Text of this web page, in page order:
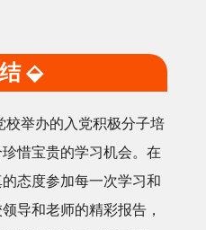
⬙
校举办的入党积极分子培
惜宝贵的学习机会。在
态度参加每一次学习和
导和老师的精彩报告，